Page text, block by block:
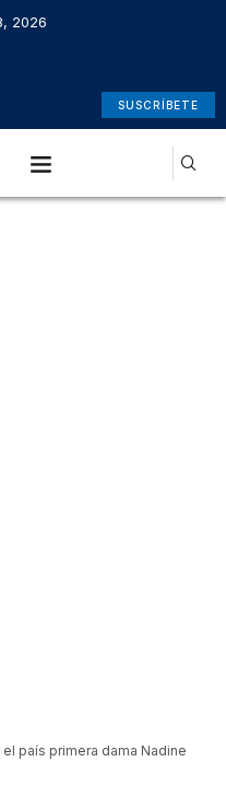
2026
SUSCRÍBETE
país primera dama Nadine